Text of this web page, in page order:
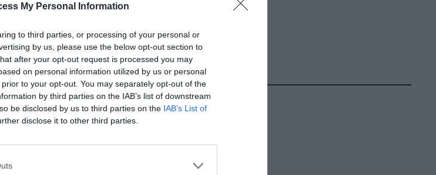
My Personal Information
to third parties, or processing of your personal or
by us, please use the below opt-out section to
after your opt-out request is processed you may
on personal information utilized by us or personal
to your opt-out. You may separately opt-out of the
by third parties on the IAB’s list of downstream
be disclosed by us to third parties on the IAB’s List of
disclose it to other third parties.
na tel. čísle:0903 646 220